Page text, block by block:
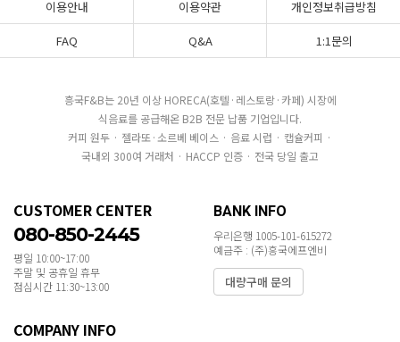
이용안내 이용약관
개인정보취급방침
FAQ
Q&A 1:1문의
흥국F&B는 20년 이상 HORECA(호텔·레스토랑·카페) 시장에
식음료를 공급해온 B2B 전문 납품 기업입니다.
커피 원두 · 젤라또·소르베 베이스 · 음료 시럽 · 캡슐커피 ·
국내외 300여 거래처 · HACCP 인증 · 전국 당일 출고
CUSTOMER CENTER
080-850-2445
평일 10:00~17:00
주말 및 공휴일 휴무
점심시간 11:30~13:00
BANK INFO
우리은행 1005-101-615272
예금주 : (주)흥국에프엔비
대량구매 문의
COMPANY INFO